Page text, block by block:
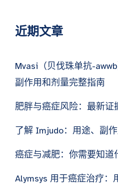
近期文章
Mvasi（贝伐珠单抗-awwb
副作用和剂量完整指南
肥胖与癌症风险：最新证
了解 Imjudo：用途、副
癌症与减肥：你需要知道
Alymsys 用于癌症治疗：